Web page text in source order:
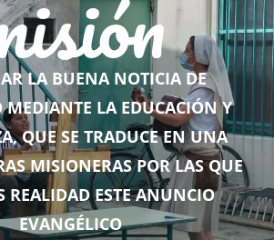
LA BUENA NOTICIA DE
MEDIANTE LA EDUCACIÓN Y
QUE SE TRADUCE EN UNA
MISIONERAS POR LAS QUE
REALIDAD ESTE ANUNCIO
EVANGÉLICO